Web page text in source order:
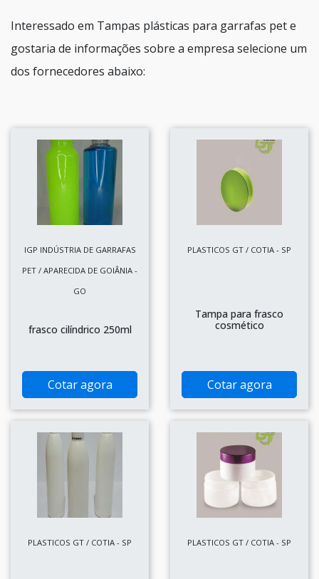
Interessado em Tampas plásticas para garrafas pet e
gostaria de informações sobre a empresa selecione um
dos fornecedores abaixo:
IGP INDÚSTRIA DE GARRAFAS
PET / APARECIDA DE GOIÂNIA -
GO
frasco cilíndrico 250ml
Cotar agora
PLASTICOS GT / COTIA - SP
Tampa para frasco
cosmético
Cotar agora
PLASTICOS GT / COTIA - SP PLASTICOS GT / COTIA - SP